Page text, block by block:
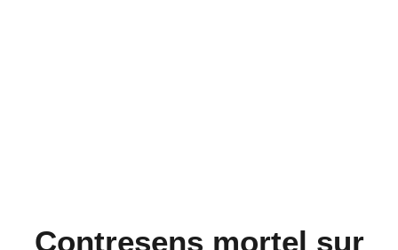
Contresens mortel sur